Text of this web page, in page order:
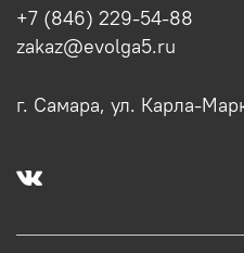
+7 (846) 229-54-88
zakaz@evolga5.ru
г. Самара, ул. Карла-